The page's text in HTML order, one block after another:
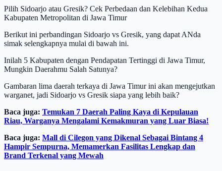
Pilih Sidoarjo atau Gresik? Cek Perbedaan dan Kelebihan Kedua
Kabupaten Metropolitan di Jawa Timur
Berikut ini perbandingan Sidoarjo vs Gresik, yang dapat ANda
simak selengkapnya mulai di bawah ini.
Inilah 5 Kabupaten dengan Pendapatan Tertinggi di Jawa Timur,
Mungkin Daerahmu Salah Satunya?
Gambaran lima daerah terkaya di Jawa Timur ini akan mengejutkan
warganet, jadi Sidoarjo vs Gresik siapa yang lebih baik?
Baca juga: Temukan 7 Daerah Paling Kaya di Kepulauan
Riau, Warganya Mengalami Kemakmuran yang Luar Biasa!
Baca juga: Mall di Cilegon yang Dikenal Sebagai Bintang 4
Hampir Sempurna, Memamerkan Fasilitas Lengkap dan
Brand Terkenal yang Mewah